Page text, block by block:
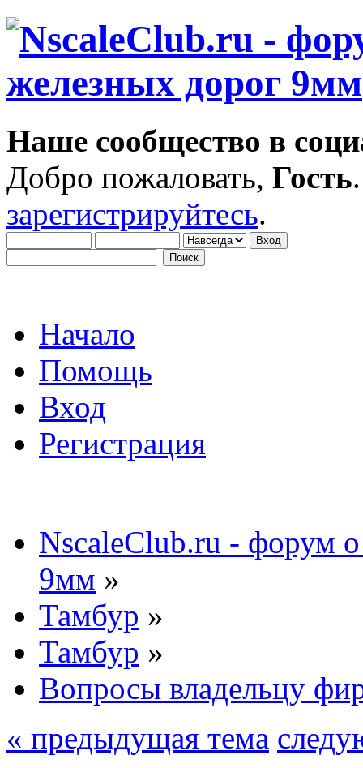
Наше сообщество в
Добро пожаловать, Гость
зарегистрируйтесь.
Начало
Помощь
Вход
Регистрация
NscaleClub.ru - форум
9мм »
Тамбур »
Тамбур »
Вопросы владельцу
« предыдущая тема